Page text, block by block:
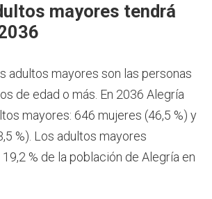
mayores tendrá
adultos mayores son las personas
de edad o más. En 2036 Alegría
mayores: 646 mujeres (46,5 %) y
%). Los adultos mayores
% de la población de Alegría en